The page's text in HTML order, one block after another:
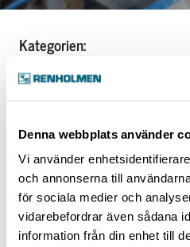
Denna webbplats använder
Vi använder
och annonserna till
för sociala medier och
vidarebefordrar även sådana
information från din enhet till
Kategorien:
Dry Sorting and Planing
Bin Section
Sink Bins